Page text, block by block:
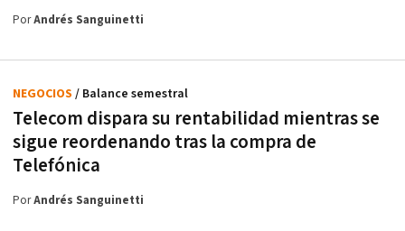
PorAndrés Sanguinetti
Telecom dispara su rentabilidad mientras se
sigue reordenando tras la compra de
Telefónica
NEGOCIOS / Balance semestral
PorAndrés Sanguinetti